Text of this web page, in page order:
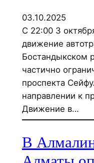
03.10.2025
С 22:00 3
движение
Бостандыкском
частично
проспекта
направлении к
Движение в…
В